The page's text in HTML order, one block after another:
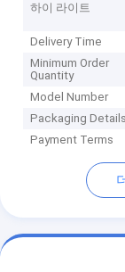
하이 라이트
Delivery Time
Minimum Order
Quantity
Model Number
Packaging Details
Payment Terms